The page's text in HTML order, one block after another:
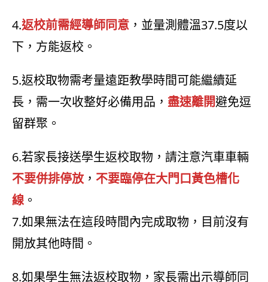
4.返校前需經導師同意 ，並量測體溫37.5度以
下，方能返校。
5.返校取物需考量遠距教學時間可能繼續延
長，需一次收整好必備用品， 盡速離開避免逗
留群聚。
6.若家長接送學生返校取物，請注意汽車車輛
不要併排停放， 不要臨停在大門口黃色槽化
線。
7.如果無法在這段時間內完成取物，目前沒有
開放其他時間。
8.如果學生無法返校取物，家長需出示導師同